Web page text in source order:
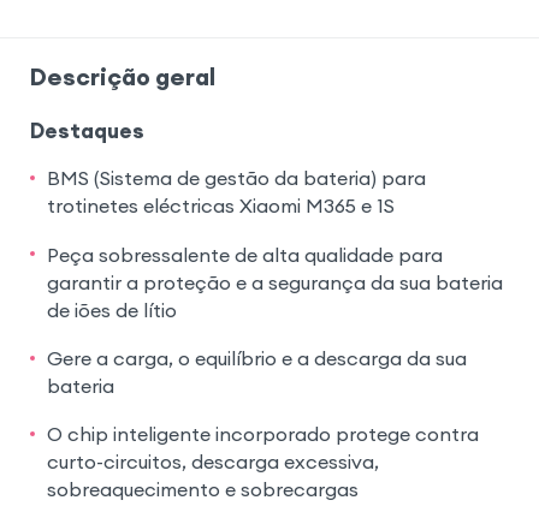
Descrição geral
Destaques
BMS (Sistema de gestão da bateria) para
trotinetes eléctricas Xiaomi M365 e 1S
Peça sobressalente de alta qualidade para
garantir a proteção e a segurança da sua bateria
de iões de lítio
Gere a carga, o equilíbrio e a descarga da sua
bateria
O chip inteligente incorporado protege contra
curto-circuitos, descarga excessiva,
sobreaquecimento e sobrecargas